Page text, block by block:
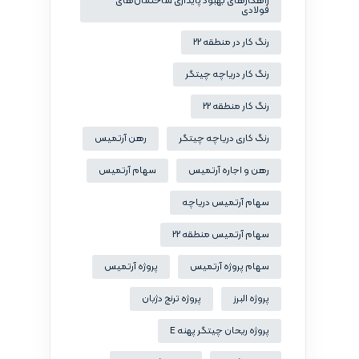
فولادی
رنگ کار در منطقه 22
رنگ کار دریاچه چیتگر
رنگ کار منطقه 22
رنگ کاری دریاچه چیتگر رهن آرتمیس
رهن و اجاره آرتمیس سهام آرتمیس
سهام آرتمیس دریاچه
سهام آرتمیس منطقه 22
سهام پروژه آرتمیس پروژه آرتمیس
پروژه البرز پروژه ترنج دژبان
پروژه ریحان چیتگر پهنه E